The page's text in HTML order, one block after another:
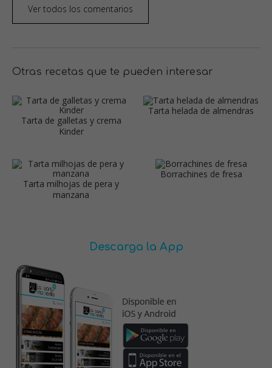
Ver todos los comentarios
Otras recetas que te pueden interesar
Tarta de galletas y crema
Kinder
Tarta helada de almendras
Tarta milhojas de pera y
manzana
Borrachines de fresa
Descarga la App